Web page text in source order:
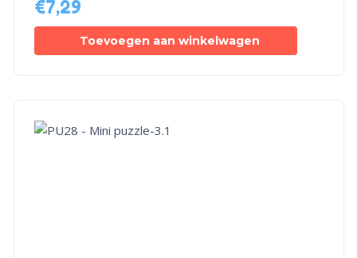
€7,29
Toevoegen aan winkelwagen